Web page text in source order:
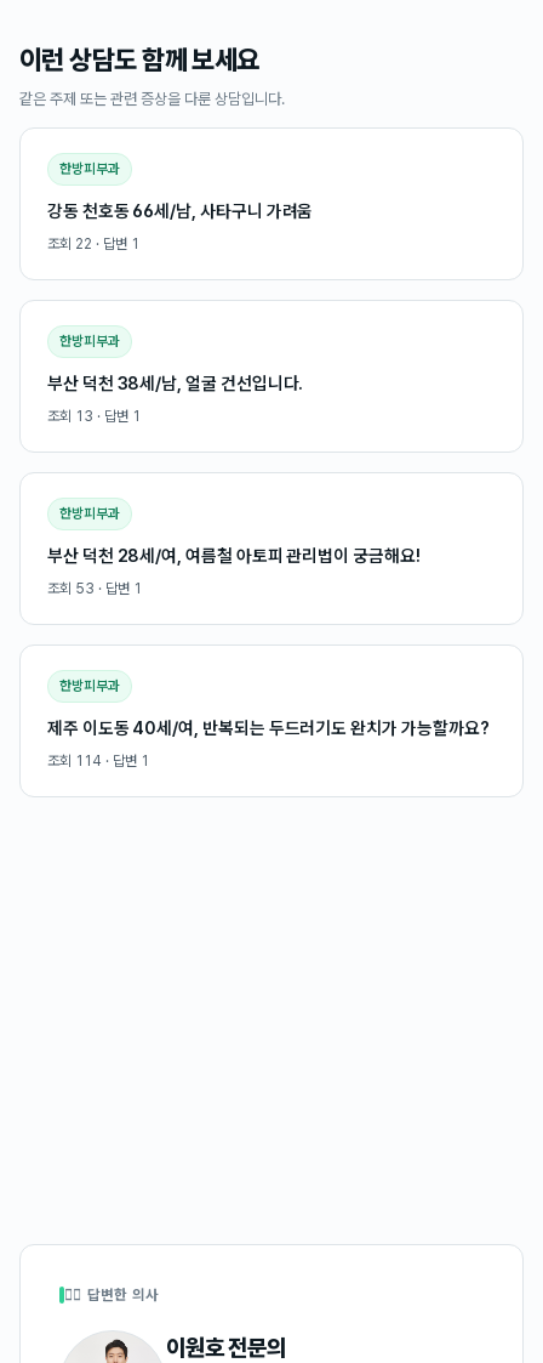
이런 상담도 함께 보세요
같은 주제 또는 관련 증상을 다룬 상담입니다.
한방피부과
강동 천호동 66세/남, 사타구니 가려움
조회 22 · 답변 1
한방피부과
부산 덕천 38세/남, 얼굴 건선입니다.
조회 13 · 답변 1
한방피부과
부산 덕천 28세/여, 여름철 아토피 관리법이 궁금해요!
조회 53 · 답변 1
한방피부과
제주 이도동 40세/여, 반복되는 두드러기도 완치가 가능할까요?
조회 114 · 답변 1
👩‍⚕️ 답변한 의사
이원호전문의